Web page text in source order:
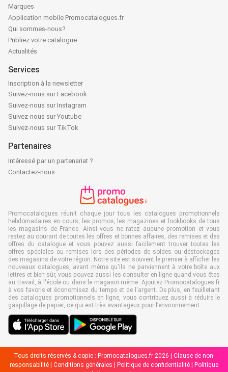
Marques
Application mobile Promocatalogues.fr
Qui sommes-nous?
Publiez votre catalogue
Actualités
Services
Inscription à la newsletter
Suivez-nous sur Facebook
Suivez-nous sur Instagram
Suivez-nous sur Youtube
Suivez-nous sur TikTok
Partenaires
Intéressé par un partenariat ?
Contactez-nous
Promocatalogues réunit chaque jour tous les catalogues promotionnels
hebdomadaires en cours, les promos, les magazines et lookbooks de tous
les magasins de France. Ainsi vous ne ratez aucune promotion et vous
restez au courant de toutes les offres et bonnes affaires, des remises et des
offres du catalogue et vous pouvez aussi facilement trouver toutes les
offres spéciales ou remises lors des périodes de soldes ou déstockages
des magasins de votre région. Notre site est souvent le premier à afficher les
nouveaux catalogues, avant même qu'ils ne parviennent à votre boîte aux
lettres et bien sûr, vous pouvez aussi les consulter en ligne quand vous êtes
au travail, à l'école ou dans le magasin même. Ajoutez Promocatalogues.fr
à vos favoris et économisez du temps et de l'argent. De plus, en feuilletant
des catalogues promotionnels en ligne, vous contribuez aussi à réduire le
gaspillage de papier, ce qui est très avantageux pour l’environnement.
Tous droits réservés & copie : Promocatalogues.fr 2026 | Clause de non-
responsabilité
Conditions générales Politique de confidentialité
Politique